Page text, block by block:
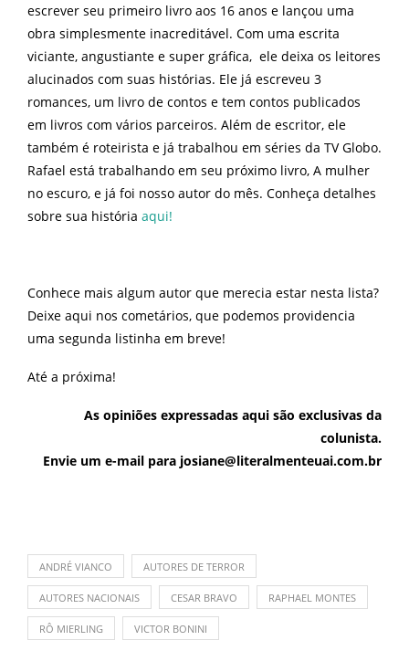
escrever seu primeiro livro aos 16 anos e lançou uma
obra simplesmente inacreditável. Com uma escrita
viciante, angustiante e super gráfica, ele deixa os leitores
alucinados com suas histórias. Ele já escreveu 3
romances, um livro de contos e tem contos publicados
em livros com vários parceiros. Além de escritor, ele
também é roteirista e já trabalhou em séries da TV Globo.
Rafael está trabalhando em seu próximo livro, A mulher
no escuro, e já foi nosso autor do mês. Conheça detalhes
sobre sua história aqui!
Conhece mais algum autor que merecia estar nesta lista?
Deixe aqui nos cometários, que podemos providencia
uma segunda listinha em breve!
Até a próxima!
As opiniões expressadas aqui são exclusivas da
colunista.
Envie um e-mail para josiane@literalmenteuai.com.br
ANDRÉ VIANCO AUTORES DE TERROR
AUTORES NACIONAIS CESAR BRAVO RAPHAEL MONTES
RÔ MIERLING VICTOR BONINI